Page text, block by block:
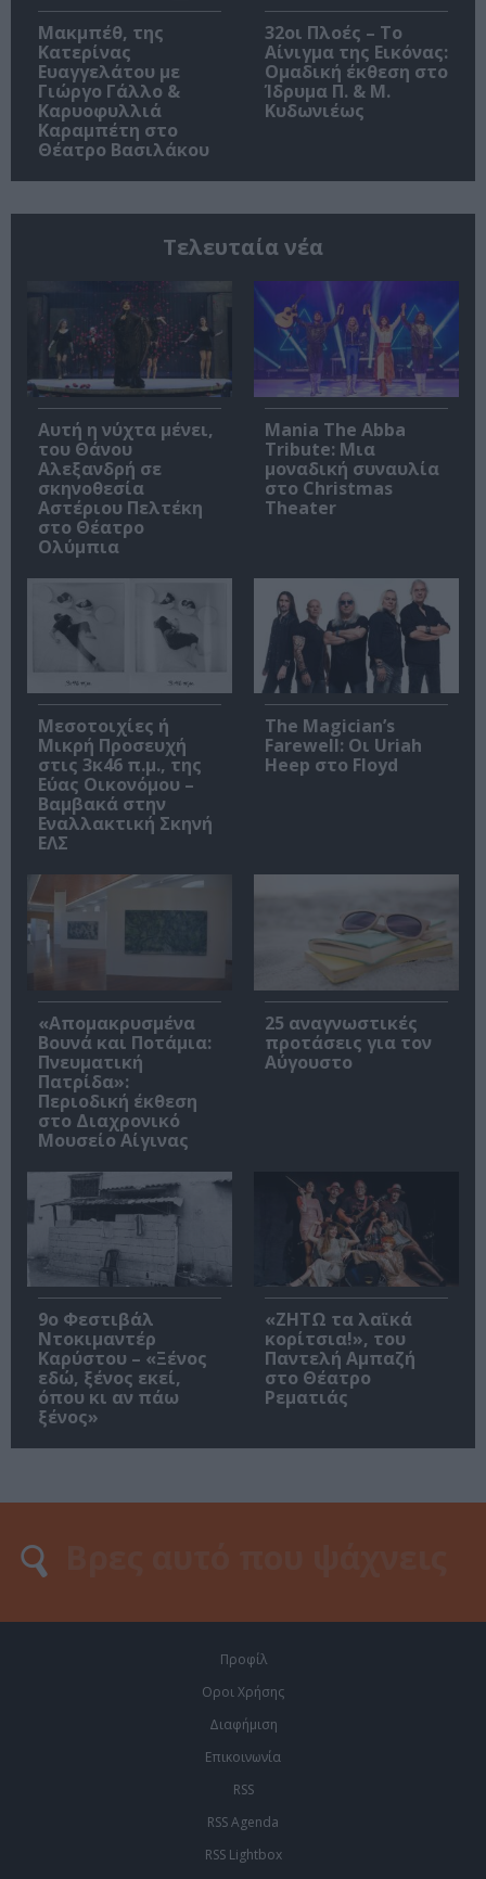
Μακμπέθ, της
Κατερίνας
Ευαγγελάτου με
Γιώργο Γάλλο &
Καρυοφυλλιά
Καραμπέτη στο
Θέατρο Βασιλάκου
32οι Πλοές – Το
Αίνιγμα της Εικόνας:
Ομαδική έκθεση στο
Ίδρυμα Π. & Μ.
Κυδωνιέως
Τελευταία νέα
Αυτή η νύχτα μένει,
του Θάνου
Αλεξανδρή σε
σκηνοθεσία
Αστέριου Πελτέκη
στο Θέατρο
Ολύμπια
Mania The Abba
Tribute: Μια
μοναδική συναυλία
στο Christmas
Theater
Μεσοτοιχίες ή
Μικρή Προσευχή
στις 3κ46 π.μ., της
Εύας Οικονόμου –
Βαμβακά στην
Εναλλακτική Σκηνή
ΕΛΣ
The Magician’s
Farewell: Οι Uriah
Heep στο Floyd
«Απομακρυσμένα
Βουνά και Ποτάμια:
Πνευματική
Πατρίδα»:
Περιοδική έκθεση
στο Διαχρονικό
Μουσείο Αίγινας
25 αναγνωστικές
προτάσεις για τον
Αύγουστο
9ο Φεστιβάλ
Ντοκιμαντέρ
Καρύστου – «Ξένος
εδώ, ξένος εκεί,
όπου κι αν πάω
ξένος»
«ΖΗΤΩ τα λαϊκά
κορίτσια!», του
Παντελή Αμπαζή
στο Θέατρο
Ρεματιάς
Προφίλ
Οροι Χρήσης
Διαφήμιση
Επικοινωνία
RSS
RSS Agenda
RSS Lightbox